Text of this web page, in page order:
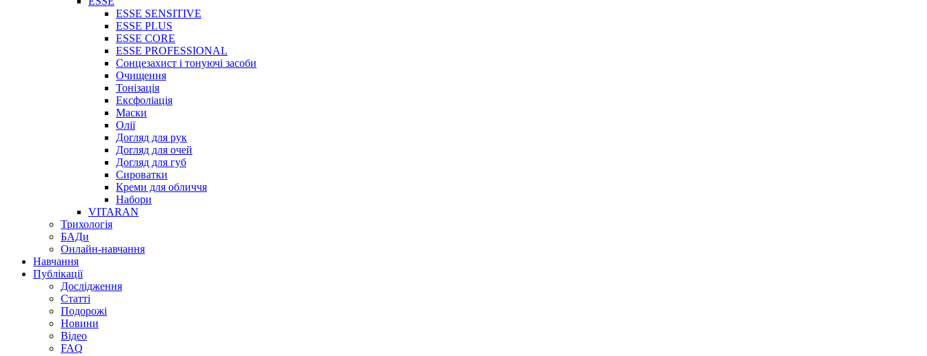
ESSE SENSITIVE
ESSE PLUS
ESSE CORE
ESSE PROFESSIONAL
Сонцезахист і тонуючі засоби
Очищення
Тонізація
Ексфоліація
Маски
Олії
Догляд для рук
Догляд для очей
Догляд для губ
Сироватки
Креми для обличчя
Набори
VITARAN
Трихологія
БАДи
Онлайн-навчання
Навчання
Публікації
Дослідження
Статті
Подорожі
Новини
Відео
FAQ